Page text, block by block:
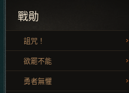
戰勛
詛咒！
欲罷不能
勇者無懼